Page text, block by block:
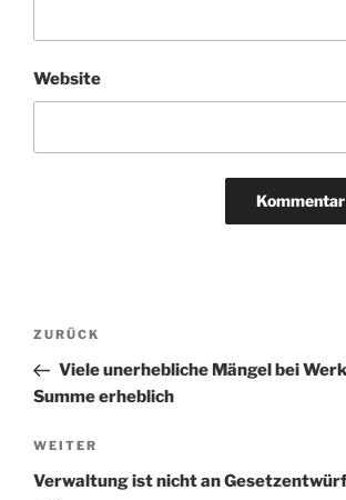
Website
Beitragsnavigation
Vorheriger
Beitrag
ZURÜCK
Viele unerhebliche Mängel bei
Summe erheblich
Nächster
Beitrag
WEITER
Verwaltung ist nicht an